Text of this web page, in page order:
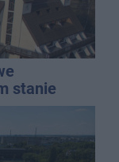
stanie